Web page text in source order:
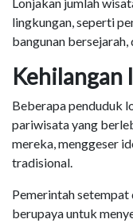
lingkungan, seperti
bangunan bersejarah,
Kehilangan
Beberapa penduduk
pariwisata yang
mereka, menggeser
tradisional.
Pemerintah
berupaya untuk